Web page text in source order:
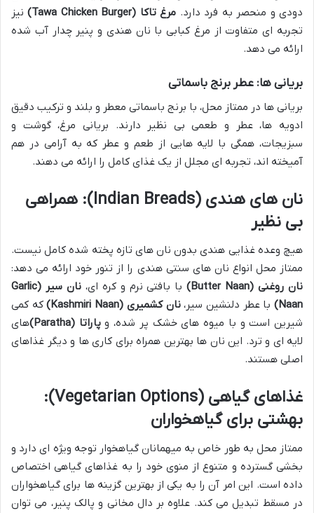
دودی و منحصر به فرد دارد. مرغ تاکا (Tawa Chicken Burger)
نیز
تجربه ای متفاوت از مرغ کبابی با نان هندی و پنیر چدار آب شده
ارائه می دهد.
بریانی ها: عطر برنج باسماتی
بریانی ها در ممتاز محل، با برنج باسماتی معطر و بلند و ترکیب دقیق
ادویه ها، عطر و طعمی بی نظیر دارند. بریانی مرغ، گوشت و
سبزیجات، همگی با لایه هایی از طعم و عطر که به آرامی در هم
آمیخته اند، تجربه ای مجلل از یک غذای کامل را ارائه می دهند.
نان های هندی (Indian Breads): همراهی
بی نظیر
هیچ وعده غذایی هندی بدون نان های تازه پخته شده کامل نیست.
ممتاز محل انواع نان های سنتی هندی را از تنور خود ارائه می دهد:
نان روغنی (Butter Naan)
با بافتی نرم و کره ای،
نان سیر (Garlic
Naan) با عطر دلنشین سیر،نان کشمیری (Kashmiri Naan)
که کمی
شیرین است و با میوه های خشک پر شده، وپاراتا (Paratha)
های
لایه ای و ترد. این نان ها بهترین همراه برای کاری ها و دیگر غذاهای
اصلی هستند.
غذاهای گیاهی (Vegetarian Options):
بهشتی برای گیاهخواران
ممتاز محل به طور خاص به میهمانان گیاهخوار توجه ویژه ای دارد و
بخشی گسترده و متنوع از منوی خود را به غذاهای گیاهی اختصاص
داده است. این امر آن را به یکی از بهترین گزینه ها برای گیاهخواران
در مسقط تبدیل می کند. علاوه بر دال مخانی و پالک پنیر، می توان